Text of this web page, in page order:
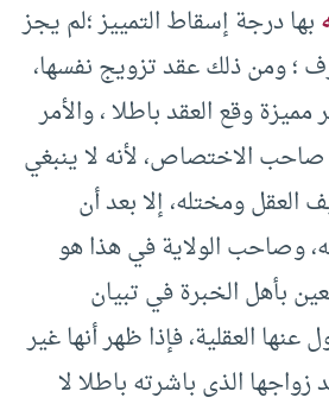
بها درجة إسقاط التمييز ؛لم يجز
؛ ومن ذلك عقد تزويج نفسها،
وقع العقد باطلا ، والأمر
الاختصاص، لأنه لا ينبغي
ومختله، إلا بعد أن
وصاحب الولاية في هذا هو
بأهل الخبرة في تبيان
العقلية، فإذا ظهر أنها غير
الذى باشرته باطلا لا